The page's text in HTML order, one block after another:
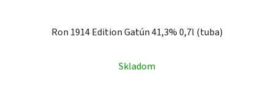
Ron 1914 Edition Gatún 41,3% 0,7l (tuba)
Skladom